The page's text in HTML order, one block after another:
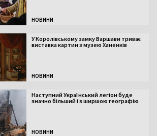
НОВИНИ
У Королівському замку Варшави триває
виставка картин з музею Ханенків
НОВИНИ
Наступний Український легіон буде
значно більший і з ширшою географію
НОВИНИ